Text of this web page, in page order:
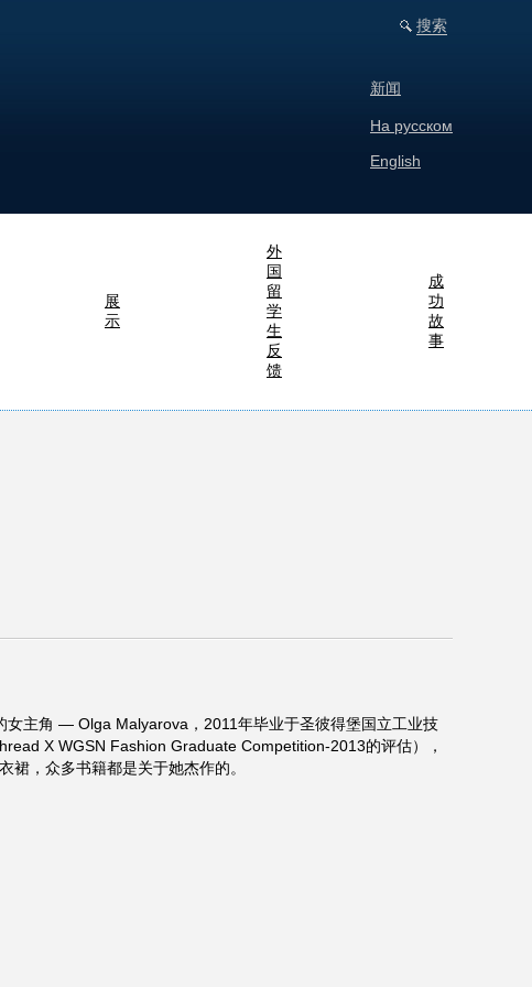
搜索
新闻
На русском
English
展
示
外
国
留
学
生
反
馈
成
功
故
事
主角 — Olga Malyarova，2011年毕业于圣彼得堡国立工业技
X WGSN Fashion Graduate Competition-2013的评估），
裙，众多书籍都是关于她杰作的。